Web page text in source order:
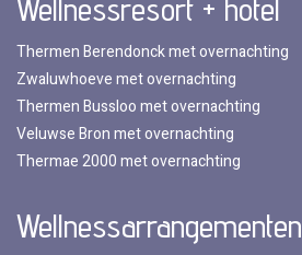
Wellnessresort + hotel
Thermen Berendonck met overnachting
Zwaluwhoeve met overnachting
Thermen Bussloo met overnachting
Veluwse Bron met overnachting
Thermae 2000 met overnachting
Wellnessarrangementen